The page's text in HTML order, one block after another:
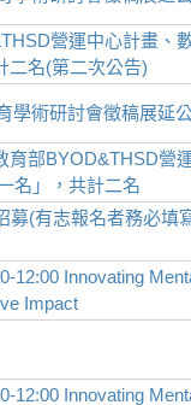
營運中心計畫、
二名(第二次公告)
學術研討會徵稿展延
育部BYOD&THSD營
名」，共計二名
募(有志報名者務必填
12:00 Innovating
Impact
12:00 Innovating